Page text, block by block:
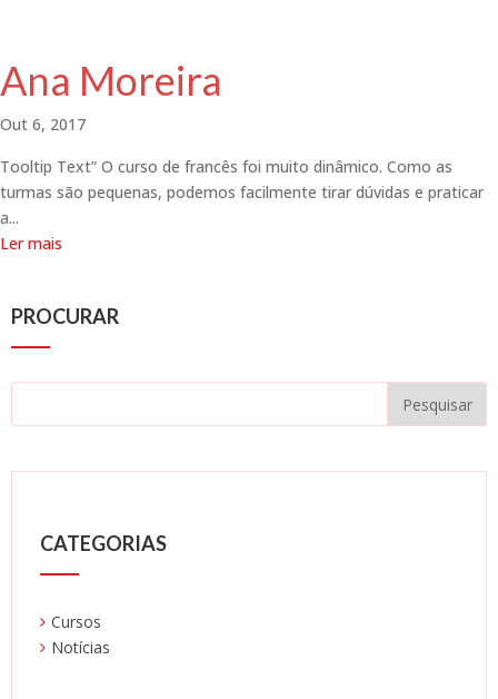
Ana Moreira
Out 6, 2017
Tooltip Text” O curso de francês foi muito dinâmico. Como as
turmas são pequenas, podemos facilmente tirar dúvidas e praticar
a...
Ler mais
PROCURAR
CATEGORIAS
Cursos
Notícias